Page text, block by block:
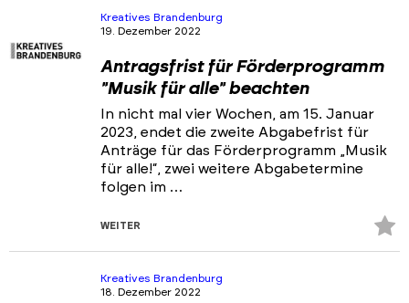
Kreatives Brandenburg
19. Dezember 2022
Antragsfrist für Förderprogramm
"Musik für alle" beachten
In nicht mal vier Wochen, am 15. Januar
2023, endet die zweite Abgabefrist für
Anträge für das Förderprogramm „Musik
für alle!“, zwei weitere Abgabetermine
folgen im …
WEITER
Kreatives Brandenburg
18. Dezember 2022